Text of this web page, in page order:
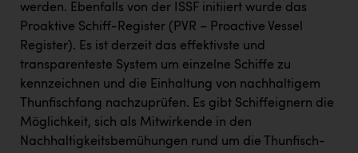
werden. Ebenfalls von der ISSF initiiert wurde das
Proaktive Schiff-Register (PVR – Proactive Vessel
Register). Es ist derzeit das effektivste und
transparenteste System um einzelne Schiffe zu
kennzeichnen und die Einhaltung von nachhaltigem
Thunfischfang nachzuprüfen. Es gibt Schiffeignern die
Möglichkeit, sich als Mitwirkende in den
Nachhaltigkeitsbemühungen rund um die Thunfisch-